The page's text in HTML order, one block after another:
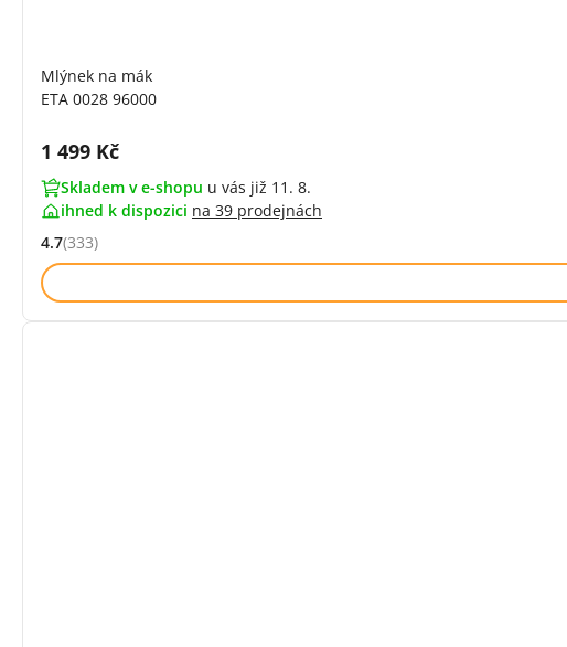
Mlýnek na mák
ETA 0028 96000
Cena s DPH:
1 499 Kč
Skladem v e-shopu u vás již 11. 8.
ihned k dispozici na 39 prodejnách
Hodnocení: 4.7 z 5 (333 recenzí)
4.7(333)